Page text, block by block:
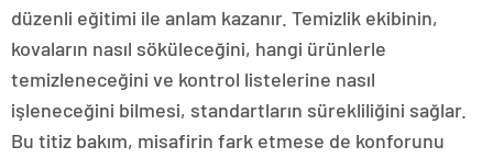
düzenli eğitimi ile anlam kazanır. Temizlik ekibinin,
kovaların nasıl söküleceğini, hangi ürünlerle
temizleneceğini ve kontrol listelerine nasıl
işleneceğini bilmesi, standartların sürekliliğini sağlar.
Bu titiz bakım, misafirin fark etmese de konforunu